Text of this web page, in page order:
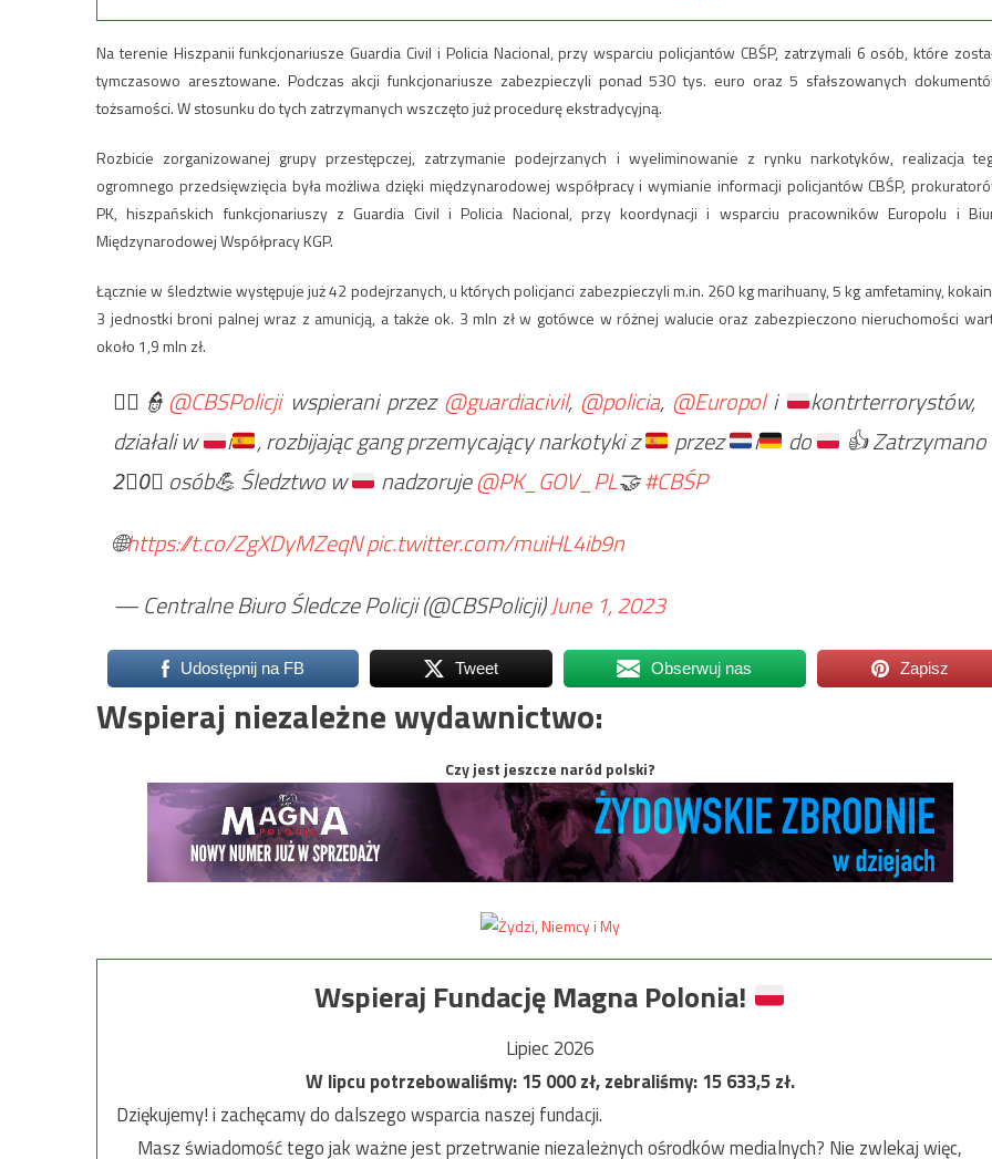
Na terenie Hiszpanii funkcjonariusze Guardia Civil i Policia Nacional, przy wsparciu policjantów CBŚP, zatrzymali 6 osób, które
tymczasowo aresztowane. Podczas akcji funkcjonariusze zabezpieczyli ponad 530 tys. euro oraz 5 sfałszowanych
tożsamości. W stosunku do tych zatrzymanych wszczęto już procedurę ekstradycyjną.
Rozbicie zorganizowanej grupy przestępczej, zatrzymanie podejrzanych i wyeliminowanie z rynku narkotyków, realizacja
ogromnego przedsięwzięcia była możliwa dzięki międzynarodowej współpracy i wymianie informacji policjantów CBŚP,
PK, hiszpańskich funkcjonariuszy z Guardia Civil i Policia Nacional, przy koordynacji i wsparciu pracowników Europolu i
Międzynarodowej Współpracy KGP.
Łącznie w śledztwie występuje już 42 podejrzanych, u których policjanci zabezpieczyli m.in. 260 kg marihuany, 5 kg amfetaminy,
3 jednostki broni palnej wraz z amunicją, a także ok. 3 mln zł w gotówce w różnej walucie oraz zabezpieczono nieruchomości
około 1,9 mln zł.
👮‍♀️👮@CBSPolicjiwspierani przez@guardiacivil, @policia, @Europoli
kontrterrorystów,
działali w
i , rozbijając gang przemycający narkotyki z przez i do 👍Zatrzymano
2⃣0⃣ osób💪 Śledztwo w nadzoruje@PK_GOV_PL🤝#CBŚP
🌐https://t.co/ZgXDyMZeqNpic.twitter.com/muiHL4ib9n
— Centralne Biuro Śledcze Policji (@CBSPolicji)June 1, 2023
Udostępnij na FB Tweet Obserwuj nas Zapisz
Wspieraj niezależne wydawnictwo:
Czy jest jeszcze naród polski?
Wspieraj Fundację Magna Polonia!
Lipiec 2026
W lipcu potrzebowaliśmy:15 000zł, zebraliśmy:15 633,5zł.
Dziękujemy! i zachęcamy do dalszego wsparcia naszej fundacji.
Masz świadomość tego jak ważne jest przetrwanie niezależnych ośrodków medialnych? Nie zwlekaj więc,